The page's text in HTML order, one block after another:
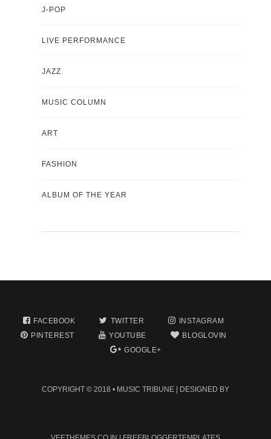
J-POP
LIVE PERFORMANCE
JAZZ
MUSIC COLUMN
ART
FASHION
ALBUM OF THE YEAR
FACEBOOK TWITTER
INSTAGRAM
PINTEREST
YOUTUBE
BLOGLOVIN
GOOGLE+
COPYRIGHT © 2018 • MUSIC TRIBUNE | DESIGNED BY